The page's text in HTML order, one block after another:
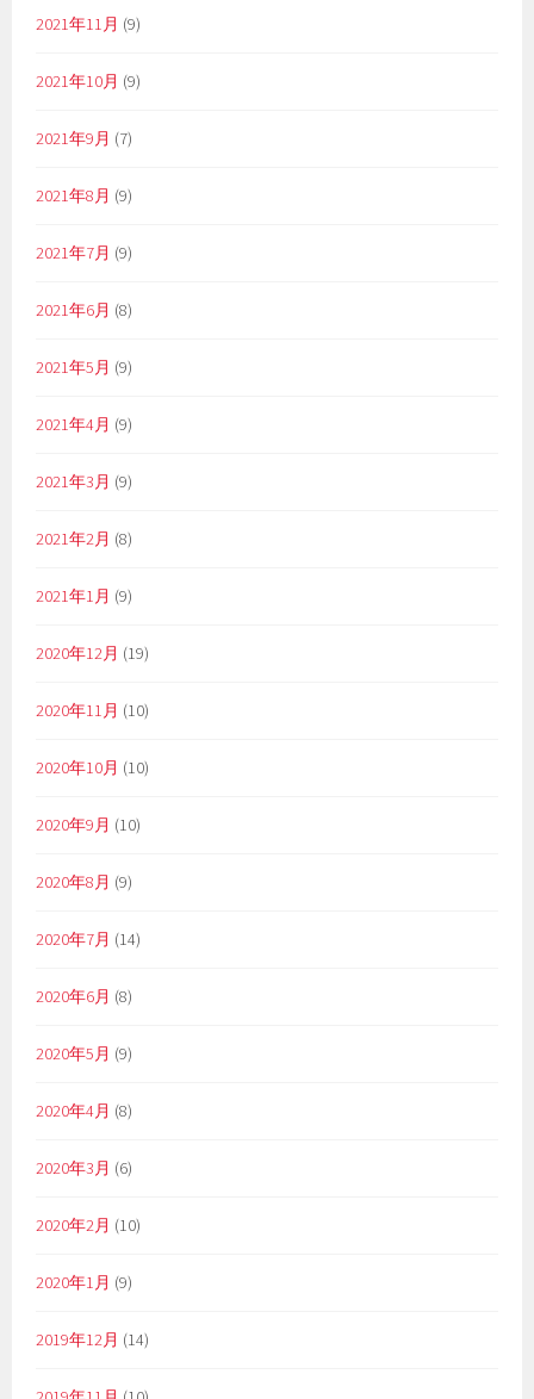
2021年11月 (9)
2021年10月 (9)
2021年9月 (7)
2021年8月 (9)
2021年7月 (9)
2021年6月 (8)
2021年5月 (9)
2021年4月 (9)
2021年3月 (9)
2021年2月 (8)
2021年1月 (9)
2020年12月 (19)
2020年11月 (10)
2020年10月 (10)
2020年9月 (10)
2020年8月 (9)
2020年7月 (14)
2020年6月 (8)
2020年5月 (9)
2020年4月 (8)
2020年3月 (6)
2020年2月 (10)
2020年1月 (9)
2019年12月 (14)